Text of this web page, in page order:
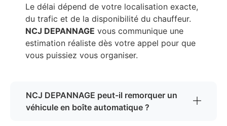
Le délai dépend de votre localisation exacte,
du trafic et de la disponibilité du chauffeur.
NCJ DEPANNAGE vous communique une
estimation réaliste dès votre appel pour que
vous puissiez vous organiser.
NCJ DEPANNAGE peut-il remorquer un
véhicule en boîte automatique ?